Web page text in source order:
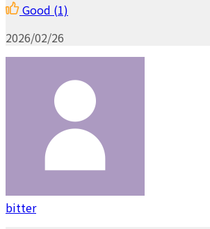
Good (1)
2026/02/26
bitter